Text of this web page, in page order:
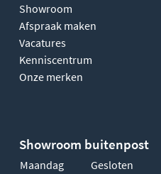
Showroom
Afspraak maken
Vacatures
Kenniscentrum
Onze merken
Showroom buitenpost
Maandag Gesloten